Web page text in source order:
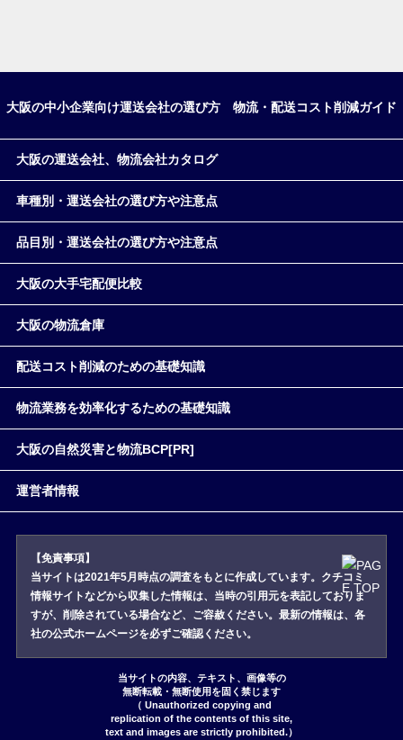
大阪の中小企業向け運送会社の選び方 物流・配送コスト削減ガイド
大阪の運送会社、物流会社カタログ
車種別・運送会社の選び方や注意点
品目別・運送会社の選び方や注意点
大阪の大手宅配便比較
大阪の物流倉庫
配送コスト削減のための基礎知識
物流業務を効率化するための基礎知識
大阪の自然災害と物流BCP[PR]
運営者情報
【免責事項】
当サイトは2021年5月時点の調査をもとに作成しています。クチコミ
情報サイトなどから収集した情報は、当時の引用元を表記しておりま
すが、削除されている場合など、ご容赦ください。最新の情報は、各
社の公式ホームページを必ずご確認ください。
当サイトの内容、テキスト、画像等の
無断転載・無断使用を固く禁じます
（ Unauthorized copying and
replication of the contents of this site,
text and images are strictly prohibited.）